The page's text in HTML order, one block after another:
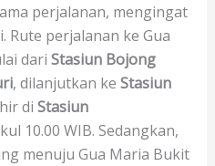
perjalanan, mengingat
Rute perjalanan ke Gua
dari Stasiun Bojong
, dilanjutkan ke Stasiun
di Stasiun
10.00 WIB. Sedangkan,
menuju Gua Maria Bukit